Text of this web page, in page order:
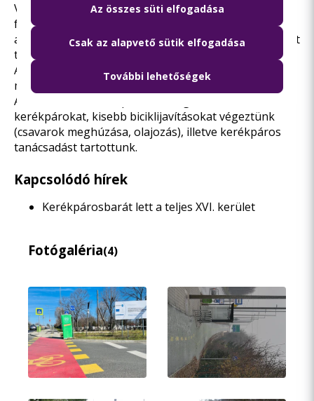
Vezetett túrán mutattuk be a megvalósult
fejlesztéseket három alkalommal a kerületieknek, egy
alkalommal pedig újságíróknak. Figyelemfelhívó akciót
tartottunk két helyszínen.
A kerületben megvalósult fejlesztéseket
mutattuk be
A kerületben szervizponton vizsgáltuk át a
kerékpárokat, kisebb biciklijavításokat végeztünk
(csavarok meghúzása, olajozás), illetve kerékpáros
tanácsadást tartottunk.
Kapcsolódó hírek
Kerékpárosbarát lett a teljes XVI. kerület
Fotógaléria(4)
Az összes süti elfogadása
Csak az alapvető sütik elfogadása
További lehetőségek